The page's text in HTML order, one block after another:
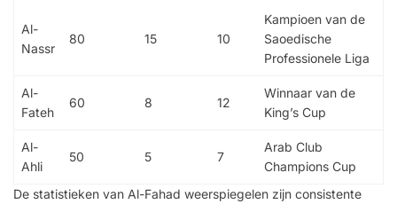
Al-
Nassr
80 15 10
Kampioen van de
Saoedische
Professionele Liga
Al-
Fateh
60 8 12
Winnaar van de
King’s Cup
Al-
Ahli
50 5 7
Arab Club
Champions Cup
De statistieken van Al-Fahad weerspiegelen zijn consistente